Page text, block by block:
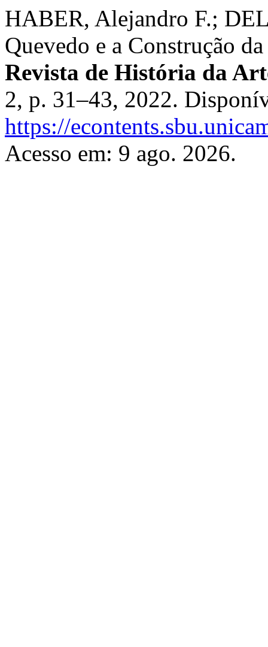
HABER, Alejandro F.;
Quevedo e a Construção
Revista de História da
2, p. 31–43, 2022.
https://
Acesso em: 9 ago. 2026.